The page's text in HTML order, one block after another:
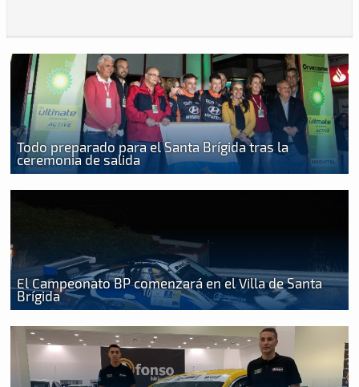
Todo preparado para el Santa Brígida tras la
ceremonia de salida
El Campeonato BP comenzará en el Villa de Santa
Brígida